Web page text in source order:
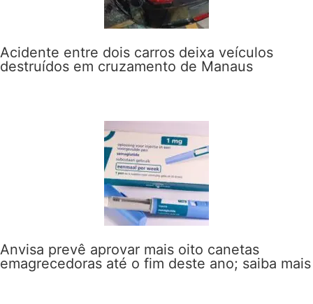
Acidente entre dois carros deixa veículos
destruídos em cruzamento de Manaus
Anvisa prevê aprovar mais oito canetas
emagrecedoras até o fim deste ano; saiba mais